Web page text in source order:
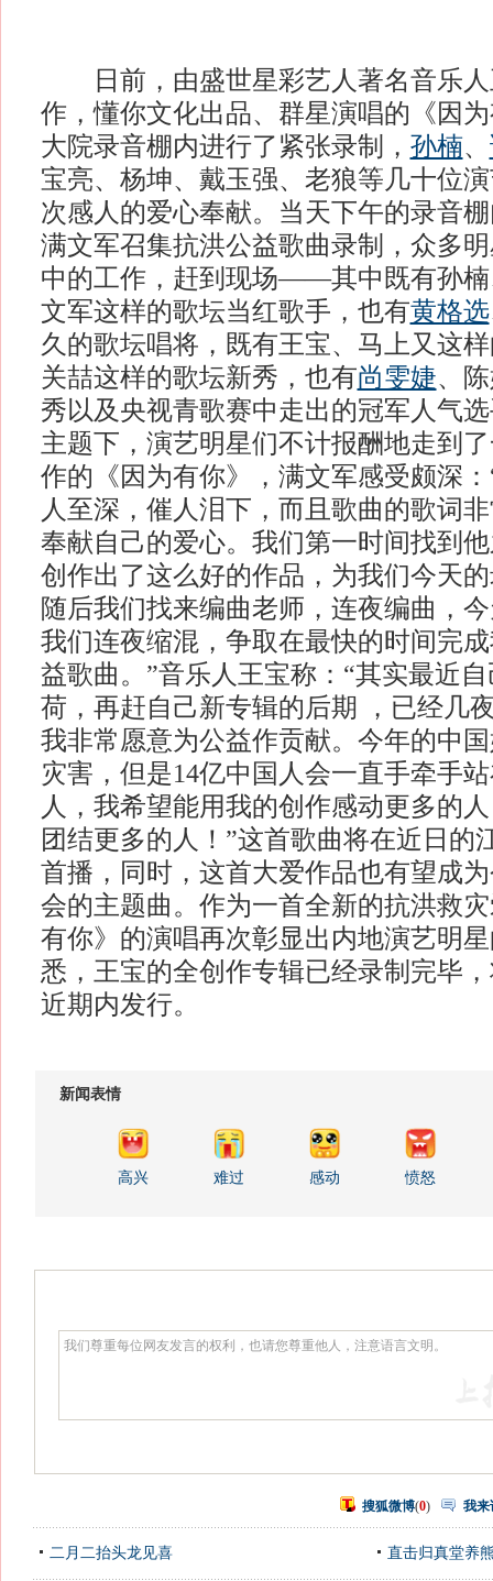
日前，由盛世星彩艺人著名音乐人
作，懂你文化出品、群星演唱的《因
大院录音棚内进行了紧张录制， 孙楠、
宝亮、杨坤、戴玉强、老狼等几十位
次感人的爱心奉献。当天下午的录音
满文军召集抗洪公益歌曲录制，众多
中的工作，赶到现场——其中既有孙楠
文军这样的歌坛当红歌手，也有黄格选
久的歌坛唱将，既有王宝、马上又这
关喆这样的歌坛新秀，也有尚雯婕、
秀以及央视青歌赛中走出的冠军人气
主题下，演艺明星们不计报酬地走到
作的《因为有你》，满文军感受颇深
人至深，催人泪下，而且歌曲的歌词
奉献自己的爱心。我们第一时间找到
创作出了这么好的作品，为我们今天
随后我们找来编曲老师，连夜编曲，
我们连夜缩混，争取在最快的时间完
益歌曲。”音乐人王宝称：“其实最近
荷，再赶自己新专辑的后期 ，已经几
我非常愿意为公益作贡献。今年的中
灾害，但是14亿中国人会一直手牵手
人，我希望能用我的创作感动更多的
团结更多的人！”这首歌曲将在近日的
首播，同时，这首大爱作品也有望成
会的主题曲。作为一首全新的抗洪救
有你》的演唱再次彰显出内地演艺明
悉，王宝的全创作专辑已经录制完毕
近期内发行。
新闻表情
高兴 难过 感动 愤怒
搜狐微博(0) 我来
二月二抬头龙见喜 直击归真堂养